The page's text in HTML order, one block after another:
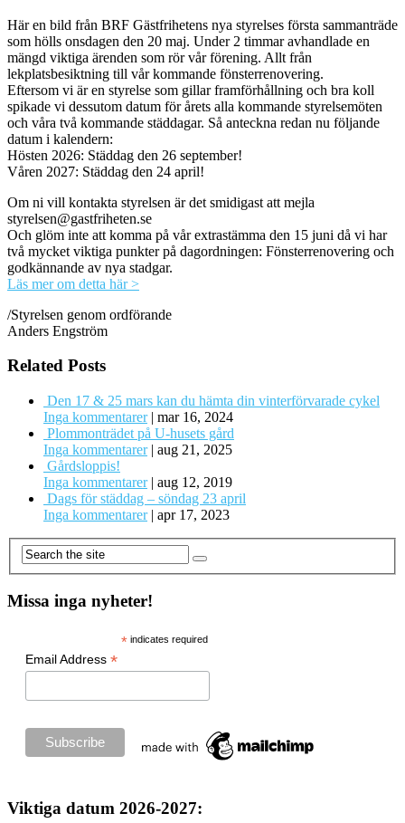
Här en bild från BRF Gästfrihetens nya styrelses första sammanträde
som hölls onsdagen den 20 maj. Under 2 timmar avhandlade en
mängd viktiga ärenden som rör vår förening. Allt från
lekplatsbesiktning till vår kommande fönsterrenovering.
Eftersom vi är en styrelse som gillar framförhållning och bra koll
spikade vi dessutom datum för årets alla kommande styrelsemöten
och våra två kommande städdagar. Så anteckna redan nu följande
datum i kalendern:
Hösten 2026: Städdag den 26 september!
Våren 2027: Städdag den 24 april!
Om ni vill kontakta styrelsen är det smidigast att mejla
styrelsen@gastfriheten.se
Och glöm inte att komma på vår extrastämma den 15 juni då vi har
två mycket viktiga punkter på dagordningen: Fönsterrenovering och
godkännande av nya stadgar.
Läs mer om detta här >
/Styrelsen genom ordförande
Anders Engström
Related Posts
Den 17 & 25 mars kan du hämta din vinterförvarade cykel
Inga kommentarer| mar 16, 2024
Plommonträdet på U-husets gård
Inga kommentarer| aug 21, 2025
Gårdsloppis!
Inga kommentarer| aug 12, 2019
Dags för städdag – söndag 23 april
Inga kommentarer| apr 17, 2023
Missa inga nyheter!
*indicates required
Email Address *
Viktiga datum 2026-2027: